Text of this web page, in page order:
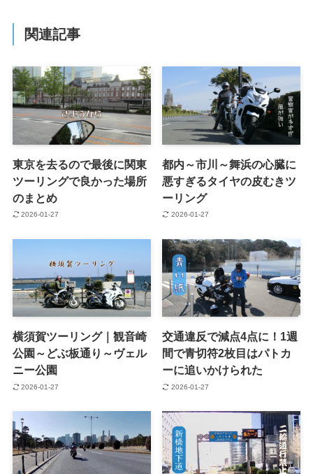
関連記事
東京を去るので最後に関東
ツーリングで良かった場所
のまとめ
2026-01-27
都内～市川～舞浜の心臓に
悪すぎるタイヤの皮むきツ
ーリング
2026-01-27
横須賀ツーリング｜観音崎
公園～どぶ板通り～ヴェル
ニー公園
2026-01-27
交通違反で減点4点に！1週
間で青切符2枚目はパトカ
ーに追いかけられた
2026-01-27